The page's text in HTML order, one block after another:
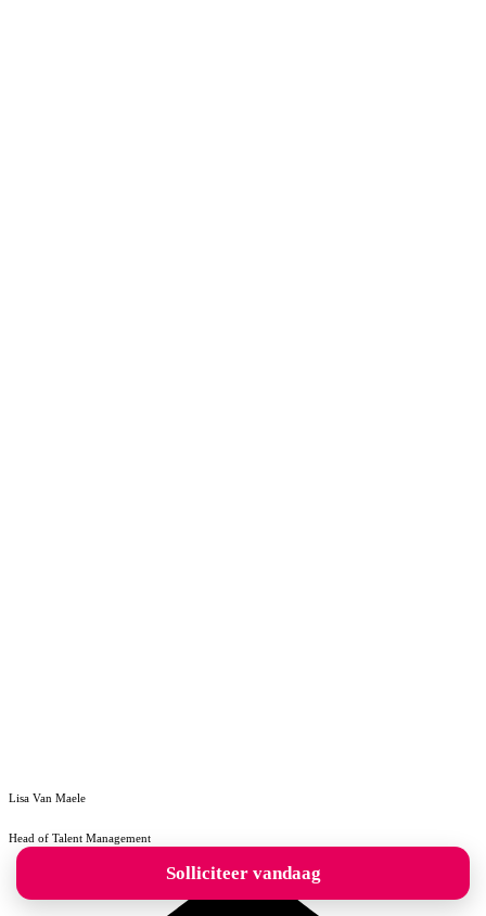
Lisa Van Maele
Head of Talent Management
Solliciteer vandaag